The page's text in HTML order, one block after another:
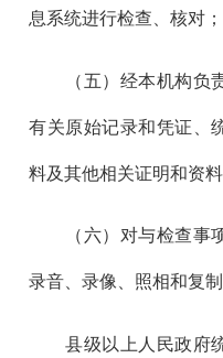
息系统进行检查、核对；
（五）经本机构负责
有关原始记录和凭证、
料及其他相关证明和资料
（六）对与检查事项
录音、录像、照相和复制
县级以上人民政府统